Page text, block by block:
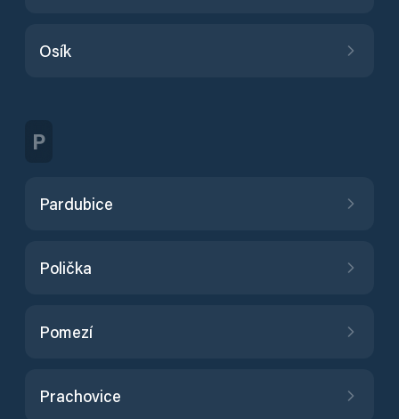
Osík
P
Pardubice
Polička
Pomezí
Prachovice